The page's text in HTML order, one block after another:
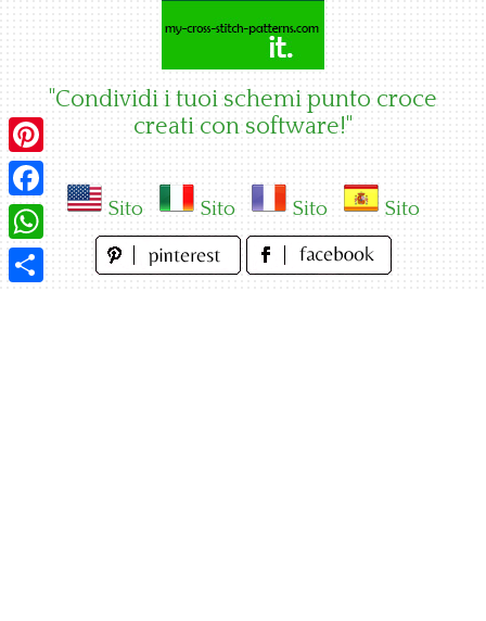
"Condividi i tuoi schemi punto croce
creati con software!"
Sito Sito Sito Sito
Pinterest
Facebook
WhatsApp